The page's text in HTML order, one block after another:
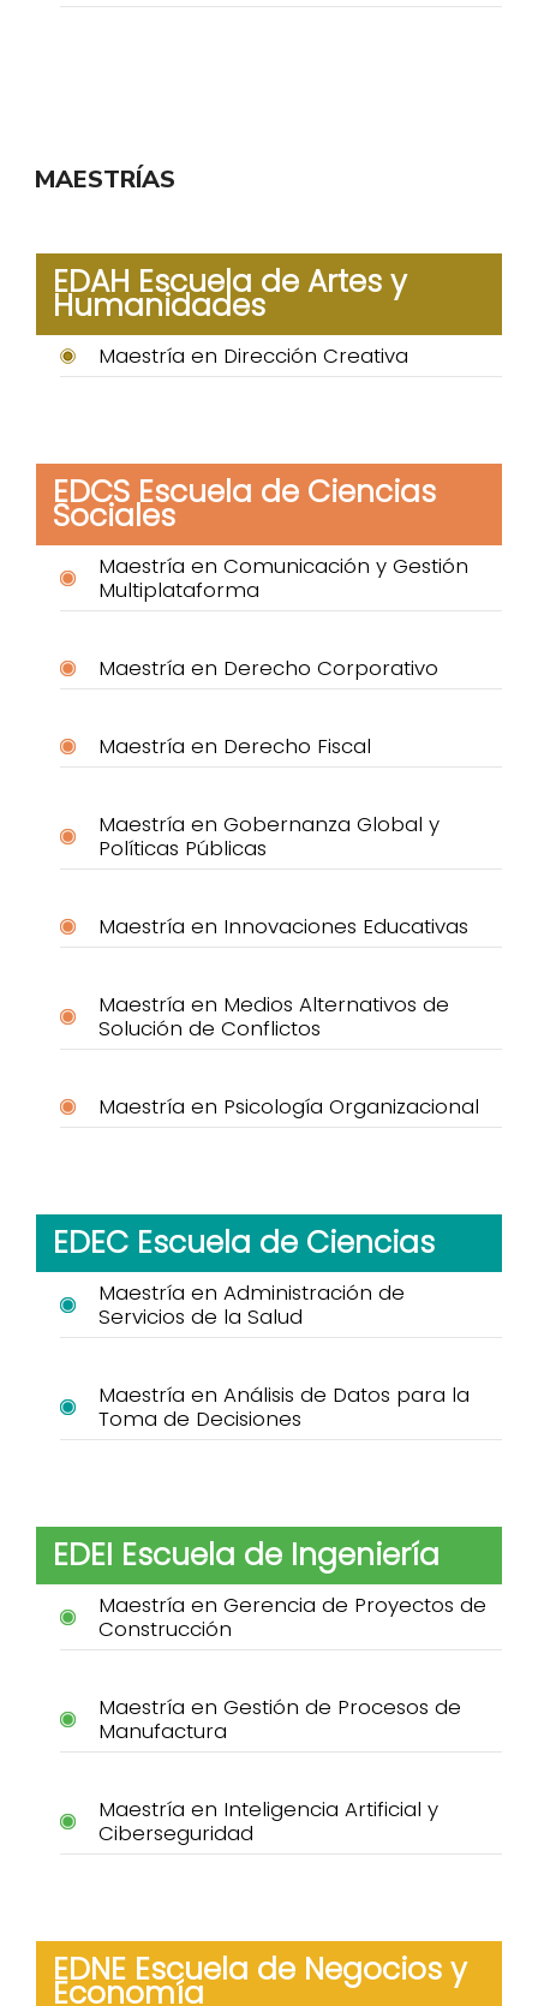
MAESTRÍAS
EDAH Escuela de Artes y
Humanidades
Maestría en Dirección Creativa
EDCS Escuela de Ciencias
Sociales
Maestría en Comunicación y Gestión
Multiplataforma
Maestría en Derecho Corporativo
Maestría en Derecho Fiscal
Maestría en Gobernanza Global y
Políticas Públicas
Maestría en Innovaciones Educativas
Maestría en Medios Alternativos de
Solución de Conflictos
Maestría en Psicología Organizacional
EDEC Escuela de Ciencias
Maestría en Administración de
Servicios de la Salud
Maestría en Análisis de Datos para la
Toma de Decisiones
EDEI Escuela de Ingeniería
Maestría en Gerencia de Proyectos de
Construcción
Maestría en Gestión de Procesos de
Manufactura
Maestría en Inteligencia Artificial y
Ciberseguridad
EDNE Escuela de Negocios y
Economía